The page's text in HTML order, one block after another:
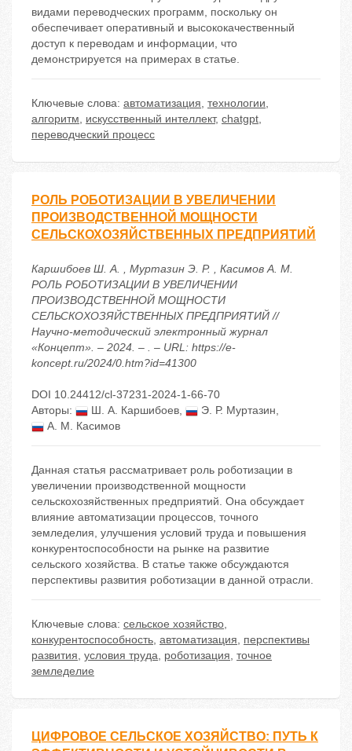
видами переводческих программ, поскольку он
обеспечивает оперативный и высококачественный
доступ к переводам и информации, что
демонстрируется на примерах в статье.
Ключевые слова: автоматизация, технологии,
алгоритм, искусственный интеллект, chatgpt,
переводческий процесс
РОЛЬ РОБОТИЗАЦИИ В УВЕЛИЧЕНИИ
ПРОИЗВОДСТВЕННОЙ МОЩНОСТИ
СЕЛЬСКОХОЗЯЙСТВЕННЫХ ПРЕДПРИЯТИЙ
Каршибоев Ш. А. , Муртазин Э. Р. , Касимов А. М.
РОЛЬ РОБОТИЗАЦИИ В УВЕЛИЧЕНИИ
ПРОИЗВОДСТВЕННОЙ МОЩНОСТИ
СЕЛЬСКОХОЗЯЙСТВЕННЫХ ПРЕДПРИЯТИЙ //
Научно-методический электронный журнал
«Концепт». – 2024. – . – URL: https://e-
koncept.ru/2024/0.htm?id=41300
DOI 10.24412/cl-37231-2024-1-66-70
Авторы:
Ш. А. Каршибоев, Э. Р. Муртазин,
А. М. Касимов
Данная статья рассматривает роль роботизации в
увеличении производственной мощности
сельскохозяйственных предприятий. Она обсуждает
влияние автоматизации процессов, точного
земледелия, улучшения условий труда и повышения
конкурентоспособности на рынке на развитие
сельского хозяйства. В статье также обсуждаются
перспективы развития роботизации в данной отрасли.
Ключевые слова: сельское хозяйство,
конкурентоспособность, автоматизация, перспективы
развития, условия труда, роботизация, точное
земледелие
ЦИФРОВОЕ СЕЛЬСКОЕ ХОЗЯЙСТВО: ПУТЬ К